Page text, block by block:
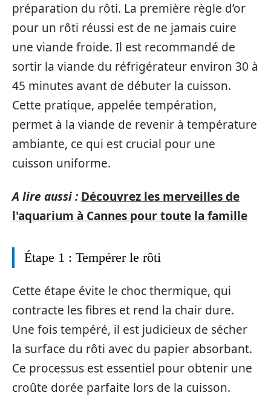
préparation du rôti. La première règle d’or
pour un rôti réussi est de ne jamais cuire
une viande froide. Il est recommandé de
sortir la viande du réfrigérateur environ 30 à
45 minutes avant de débuter la cuisson.
Cette pratique, appelée températion,
permet à la viande de revenir à température
ambiante, ce qui est crucial pour une
cuisson uniforme.
A lire aussi : Découvrez les merveilles de
l'aquarium à Cannes pour toute la famille
Étape 1 : Tempérer le rôti
Cette étape évite le choc thermique, qui
contracte les fibres et rend la chair dure.
Une fois tempéré, il est judicieux de sécher
la surface du rôti avec du papier absorbant.
Ce processus est essentiel pour obtenir une
croûte dorée parfaite lors de la cuisson.